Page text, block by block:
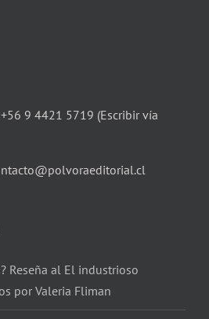
9 4421 5719 (Escribir vía
Reseña al El industrioso
por Valeria Fliman